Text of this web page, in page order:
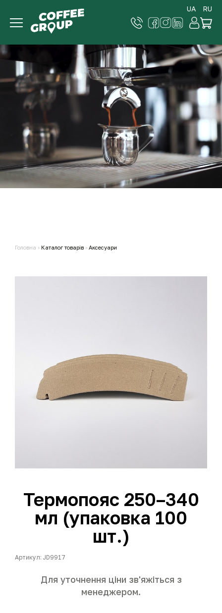
UA RU
Головна › Каталог товарів › Аксесуари
Термопояс 250–340
мл (упаковка 100
шт.)
Артикул: JD9917
Для уточнення ціни зв'яжіться з
менеджером.